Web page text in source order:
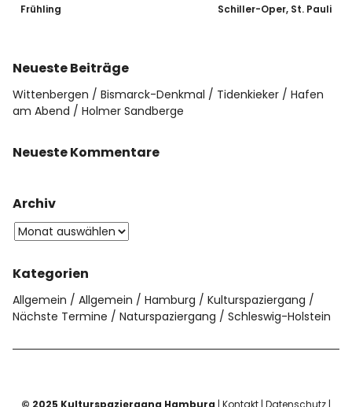
Frühling
Schiller-Oper, St. Pauli
Neueste Beiträge
Wittenbergen Bismarck-Denkmal Tidenkieker
Hafen
am Abend
Holmer Sandberge
Neueste Kommentare
Archiv
Kategorien
Allgemein Allgemein Hamburg
Kulturspaziergang
Nächste Termine
Naturspaziergang Schleswig-Holstein
© 2025 Kulturspaziergang Hamburg | Kontakt | Datenschutz |